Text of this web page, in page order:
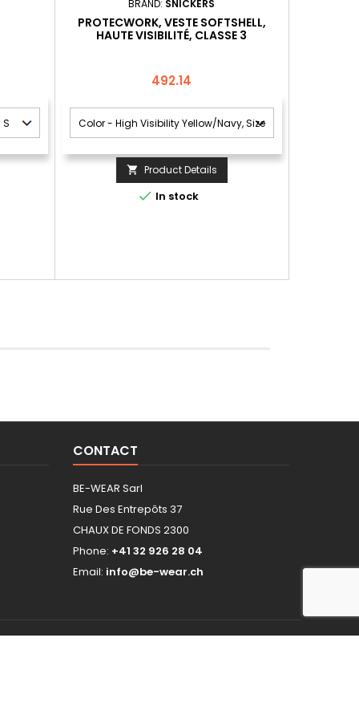
BRAND: SNICKERS
PROTECWORK, VESTE SOFTSHELL,
HAUTE VISIBILITÉ, CLASSE 3
Price
492.14
 Product Details
 In stock
CONTACT
BE-WEAR Sarl
Rue Des Entrepôts 37
CHAUX DE FONDS 2300
Phone: +41 32 926 28 04
Email: info@be-wear.ch